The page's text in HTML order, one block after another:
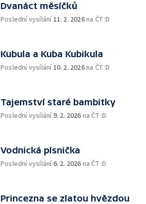
Dvanáct měsíčků
Poslední vysílání11. 2. 2026na ČT :D
Kubula a Kuba Kubikula
Poslední vysílání10. 2. 2026na ČT :D
Tajemství staré bambitky
Poslední vysílání9. 2. 2026 na ČT :D
Vodnická písnička
Poslední vysílání6. 2. 2026 na ČT :D
Princezna se zlatou hvězdou